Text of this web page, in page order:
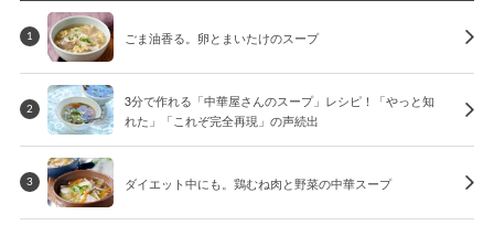
1 ごま油香る。卵とまいたけのスープ
2
3分で作れる「中華屋さんのスープ」レシピ！「やっと知
れた」「これぞ完全再現」の声続出
3 ダイエット中にも。鶏むね肉と野菜の中華スープ